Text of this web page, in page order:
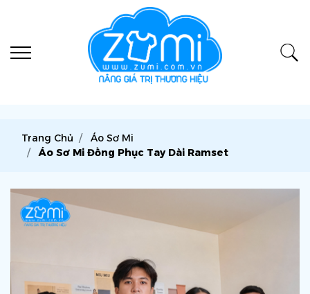
Trang Chủ
Áo Sơ Mi
Áo Sơ Mi Đồng Phục Tay Dài Ramset